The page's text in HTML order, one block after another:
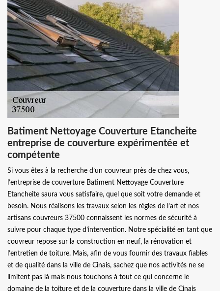
Batiment Nettoyage Couverture Etancheite
entreprise de couverture expérimentée et
compétente
Si vous êtes à la recherche d’un couvreur près de chez vous,
l’entreprise de couverture Batiment Nettoyage Couverture
Etancheite saura vous satisfaire, quel que soit votre demande et
besoin. Nous réalisons les travaux selon les règles de l’art et nos
artisans couvreurs 37500 connaissent les normes de sécurité à
suivre pour chaque type d’intervention. Notre spécialité en tant que
couvreur repose sur la construction en neuf, la rénovation et
l’entretien de toiture. Mais, afin de vous fournir des travaux fiables
et de qualité dans la ville de Cinais, sachez que nos activités ne se
limitent pas là mais nous touchons à tout ce qui concerne le
domaine de la toiture et de la couverture dans la ville de Cinais